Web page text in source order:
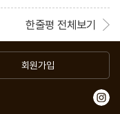
한줄평 전체보기
회원가입